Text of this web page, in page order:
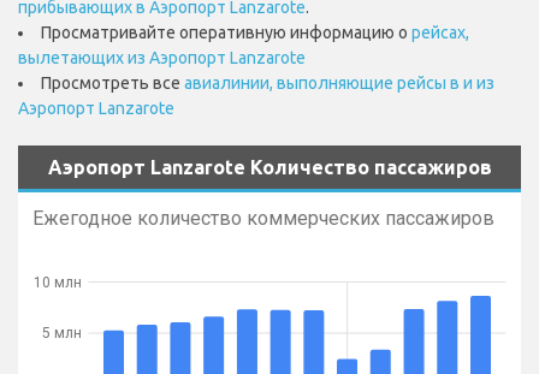
прибывающих в Аэропорт Lanzarote.
Просматривайте оперативную информацию о рейсах,
вылетающих из Аэропорт Lanzarote
Просмотреть все авиалинии, выполняющие рейсы в и из
Аэропорт Lanzarote
Аэропорт Lanzarote Количество пассажиров
Ежегодное количество коммерческих пассажиров
5 млн
10 млн